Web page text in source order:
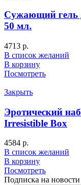
Сужающий гель
50 мл.
4713 р.
В список желаний
В корзину
Посмотреть
Закрыть
Эротический
Irresistible Box
4584 р.
В список желаний
В корзину
Посмотреть
Подписка на новости